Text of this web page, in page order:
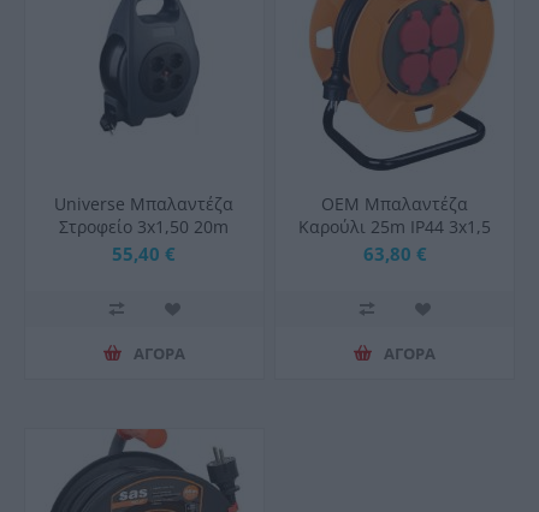
Universe Μπαλαντέζα
Στροφείο 3x1,50 20m
4Προστασία Υπέρτασης
55,40 €
ΑΓΟΡΑ
ΟΕΜ Μπαλαντέζα
Καρούλι 25m IP44 3x1,5
με Θερμικό Ρελέ
63,80 €
ΑΓΟΡΑ